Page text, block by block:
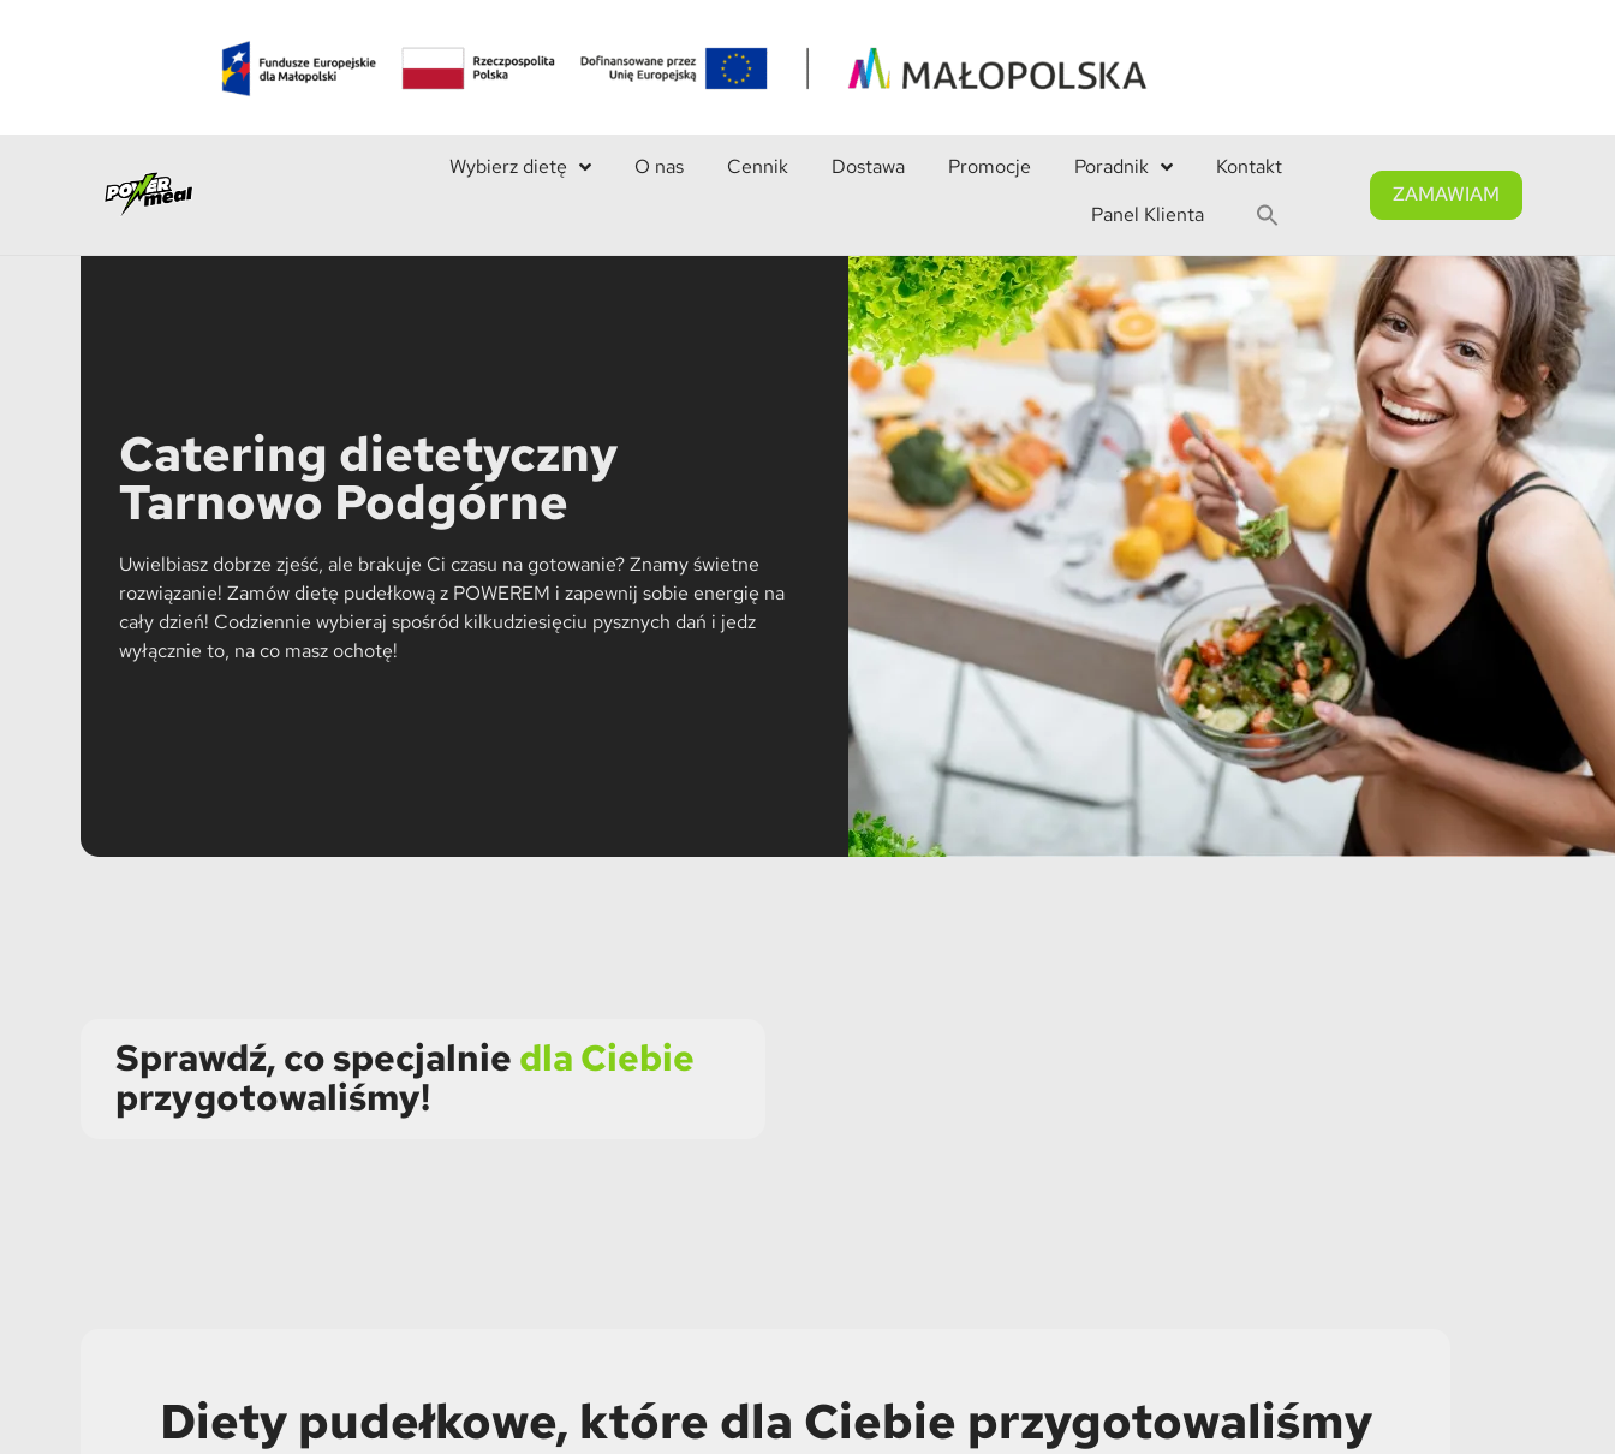
Wybierz dietę O nas Cennik Dostawa Promocje Poradnik
Kontakt
Panel Klienta
ZAMAWIAM
Catering dietetyczny
Tarnowo Podgórne
Uwielbiasz dobrze zjeść, ale brakuje Ci czasu na gotowanie? Znamy świetne
rozwiązanie! Zamów dietę pudełkową z POWEREM i zapewnij sobie energię na
cały dzień! Codziennie wybieraj spośród kilkudziesięciu pysznych dań i jedz
wyłącznie to, na co masz ochotę!
Sprawdź, co specjalnie dla Ciebie
przygotowaliśmy!
Diety pudełkowe, które dla Ciebie przygotowaliśmy